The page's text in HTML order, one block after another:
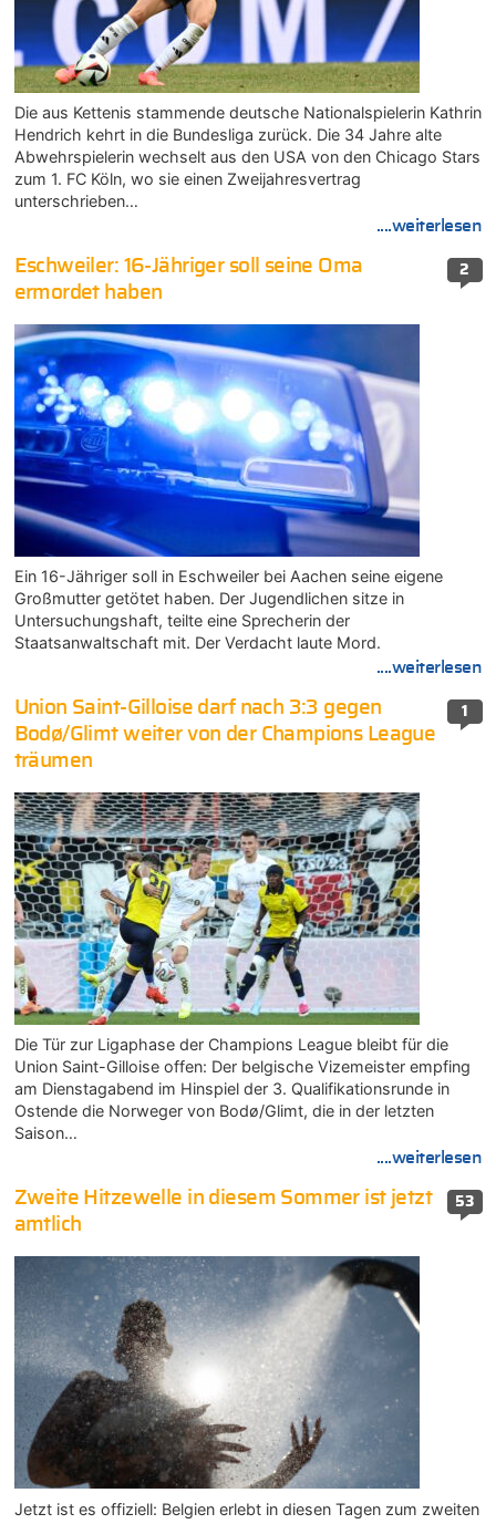
Die aus Kettenis stammende deutsche Nationalspielerin Kathrin
Hendrich kehrt in die Bundesliga zurück. Die 34 Jahre alte
Abwehrspielerin wechselt aus den USA von den Chicago Stars
zum 1. FC Köln, wo sie einen Zweijahresvertrag
unterschrieben…
....weiterlesen
2
Eschweiler: 16-Jähriger soll seine Oma
ermordet haben
Ein 16-Jähriger soll in Eschweiler bei Aachen seine eigene
Großmutter getötet haben. Der Jugendlichen sitze in
Untersuchungshaft, teilte eine Sprecherin der
Staatsanwaltschaft mit. Der Verdacht laute Mord.
....weiterlesen
1
Union Saint-Gilloise darf nach 3:3 gegen
Bodø/Glimt weiter von der Champions League
träumen
Die Tür zur Ligaphase der Champions League bleibt für die
Union Saint-Gilloise offen: Der belgische Vizemeister empfing
am Dienstagabend im Hinspiel der 3. Qualifikationsrunde in
Ostende die Norweger von Bodø/Glimt, die in der letzten
Saison…
....weiterlesen
53
Zweite Hitzewelle in diesem Sommer ist jetzt
amtlich
Jetzt ist es offiziell: Belgien erlebt in diesen Tagen zum zweiten